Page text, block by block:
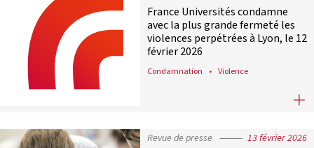
France Universités condamne
avec la plus grande fermeté les
violences perpétrées à Lyon, le 12
février 2026
Condamnation Violence
France Universités condamne
Revue de presse 13 février 2026